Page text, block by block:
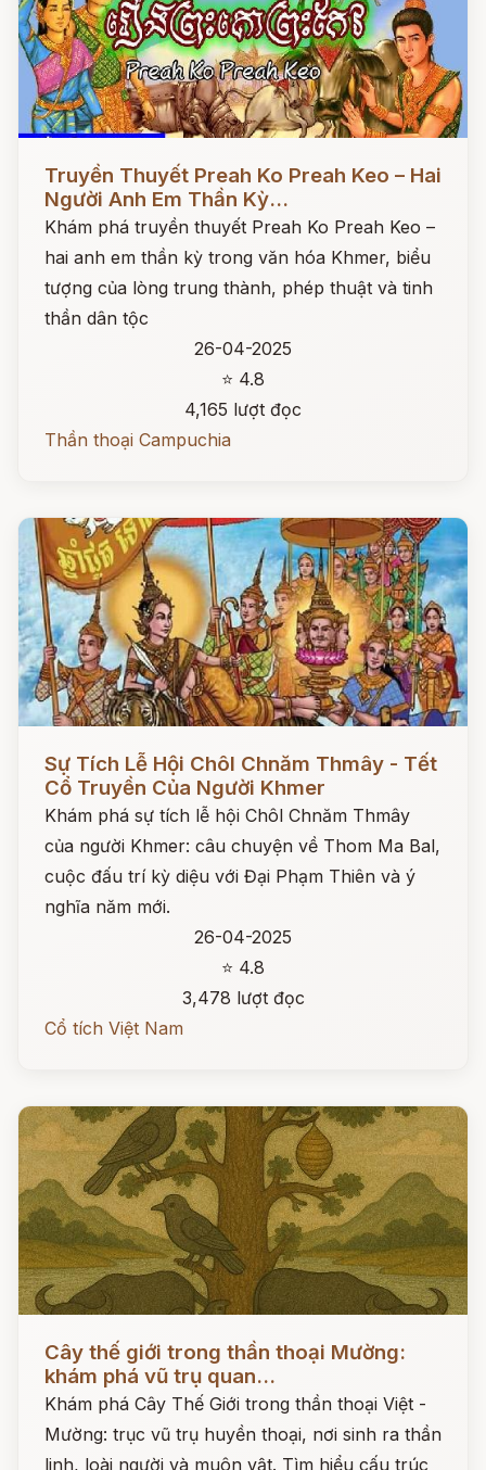
Đọc ngay
Truyền Thuyết Preah Ko Preah Keo – Hai
Người Anh Em Thần Kỳ...
Khám phá truyền thuyết Preah Ko Preah Keo –
hai anh em thần kỳ trong văn hóa Khmer, biểu
tượng của lòng trung thành, phép thuật và tinh
thần dân tộc
26-04-2025
⭐ 4.8
4,165 lượt đọc
Thần thoại Campuchia
Sự Tích Lễ Hội Chôl Chnăm Thmây - Tết
Cổ Truyền Của Người Khmer
Khám phá sự tích lễ hội Chôl Chnăm Thmây
của người Khmer: câu chuyện về Thom Ma Bal,
cuộc đấu trí kỳ diệu với Đại Phạm Thiên và ý
nghĩa năm mới.
26-04-2025
⭐ 4.8
3,478 lượt đọc
Cổ tích Việt Nam
Cây thế giới trong thần thoại Mường:
khám phá vũ trụ quan...
Khám phá Cây Thế Giới trong thần thoại Việt -
Mường: trục vũ trụ huyền thoại, nơi sinh ra thần
linh, loài người và muôn vật. Tìm hiểu cấu trúc